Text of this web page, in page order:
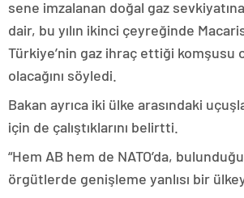
sene imzalanan doğal gaz
dair, bu yılın ikinci çeyreğinde
Türkiye’nin gaz ihraç ettiği komşusu
olacağını söyledi.
Bakan ayrıca iki ülke arasındaki
için de çalıştıklarını belirtti.
“Hem AB hem de NATO’da,
örgütlerde genişleme yanlısı bir